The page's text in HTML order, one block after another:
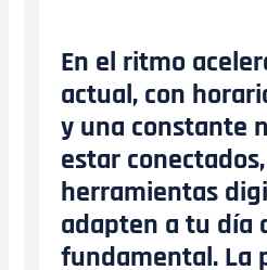
En el ritmo
actual, con
y una constante
estar
herramientas
adapten a tu día
fundamental. La